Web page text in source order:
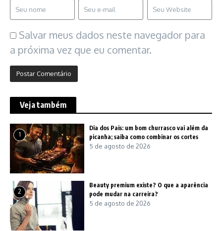
Salvar meus dados neste navegador para
a próxima vez que eu comentar.
Veja também
1
Dia dos Pais: um bom churrasco vai além da
picanha; saiba como combinar os cortes
5 de agosto de 2026
2
Beauty premium existe? O que a aparência
pode mudar na carreira?
5 de agosto de 2026